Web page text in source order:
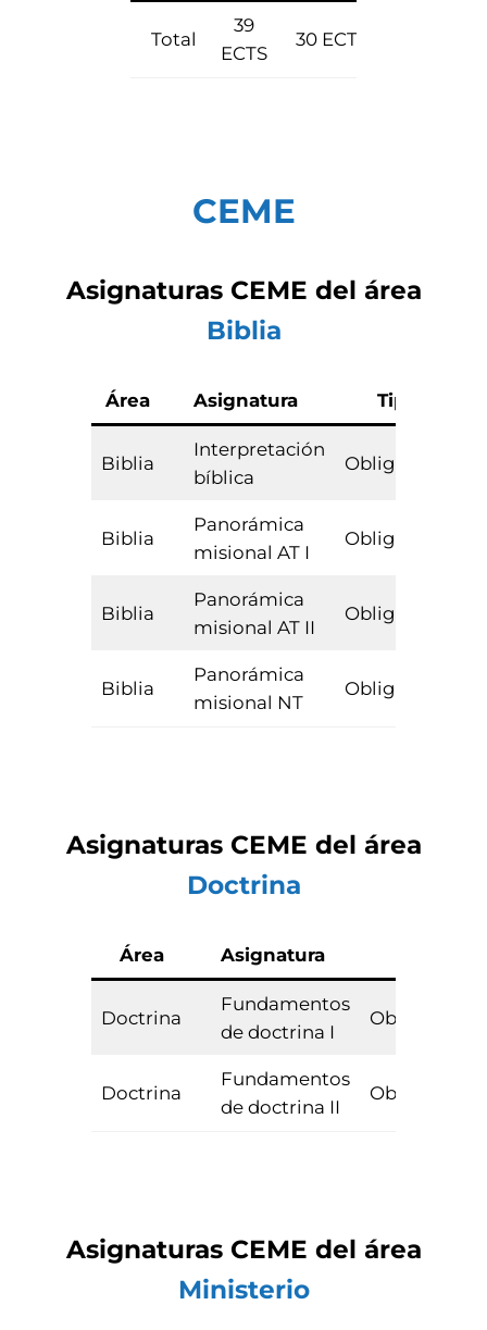
Total
39
ECTS
30 ECTS
CEME
Asignaturas CEME del área
Biblia
Área Asignatura Tipo
Biblia
Interpretación
bíblica
Obligatoria
Biblia
Panorámica
misional AT I
Obligatoria
Biblia
Panorámica
misional AT II
Obligatoria
Biblia
Panorámica
misional NT
Obligatoria
Asignaturas CEME del área
Doctrina
Área Asignatura
Doctrina
Fundamentos
de doctrina I
Obligatoria
Doctrina
Fundamentos
de doctrina II
Obligatoria
Asignaturas CEME del área
Ministerio